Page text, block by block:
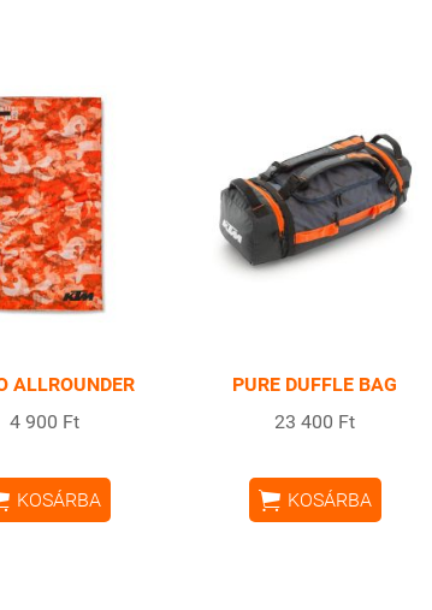
ALLROUNDER
4 900 Ft
KOSÁRBA
PURE DUFFLE BAG
23 400 Ft
 KOSÁRBA